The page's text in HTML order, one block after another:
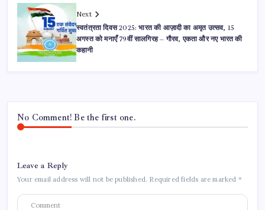
Next
स्वतंत्रता दिवस 2025: भारत की आज़ादी का अमृत उत्सव, 15
अगस्त को मनाएँ 79वीं सालगिरह – गौरव, एकता और नए भारत की
कहानी
No Comment! Be the first one.
Leave a Reply
Your email address will not be published. Required fields are marked *